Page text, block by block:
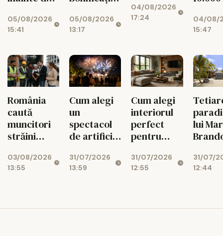
Moody's
05/08/2026
15:41
impozit
05/08/2026
13:17
04/08/2026
17:24
04/08/
15:47
România
caută
muncitori
străini
de meserii
03/08/2026
13:55
Cum alegi
un
spectacol
de artificii
în 2026
31/07/2026
13:59
Cum alegi
interiorul
perfect
pentru
31/07/2026
12:55
lui
ajnge
31/07/
12:44